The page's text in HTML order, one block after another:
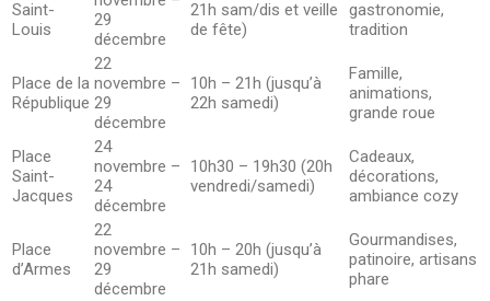
Saint-
Louis
29
décembre
21h sam/dis et veille
de fête)
gastronomie,
tradition
Place de la
République
22
novembre –
29
décembre
10h – 21h (jusqu’à
22h samedi)
Famille,
animations,
grande roue
Place
Saint-
Jacques
24
novembre –
24
décembre
10h30 – 19h30 (20h
vendredi/samedi)
Cadeaux,
décorations,
ambiance cozy
Place
d’Armes
22
novembre –
29
décembre
10h – 20h (jusqu’à
21h samedi)
Gourmandises,
patinoire, artisans
phare